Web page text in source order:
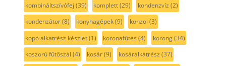
kombináltszívófej (39) komplett(29) kondenzvíz (2)
kondenzátor(8) konyhagépek(9) konzol (3)
kopó alkatrész készlet(1) koronafűtés (4) korong(34)
koszorú fűtőszál (4) kosár(9) kosáralkatrész (37)